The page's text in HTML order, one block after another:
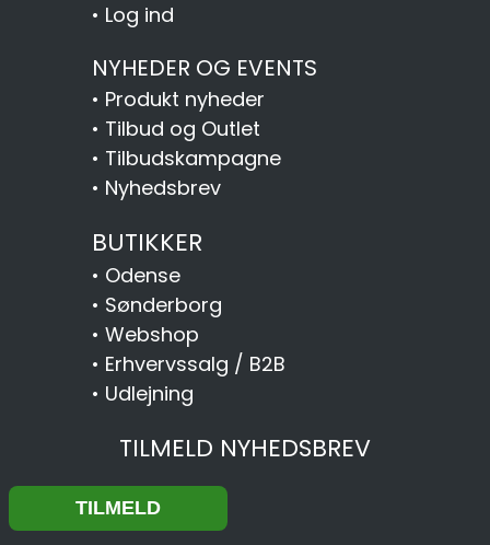
• Log ind
NYHEDER OG EVENTS
• Produkt nyheder
• Tilbud og Outlet
• Tilbudskampagne
• Nyhedsbrev
BUTIKKER
• Odense
• Sønderborg
• Webshop
• Erhvervssalg / B2B
• Udlejning
TILMELD NYHEDSBREV